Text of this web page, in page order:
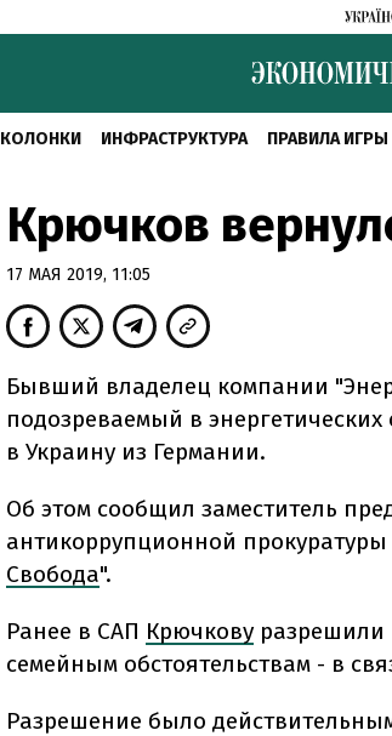
КОЛОНКИ ИНФРАСТРУКТУРА ПРАВИЛА ИГРЫ
Крючков
17 МАЯ 2019, 11:05
Бывший владелец компании
подозреваемый в
в Украину из Германии.
Об этом сообщил заместитель
антикоррупционной
Свобода".
Ранее в САП Крючкову разрешили
семейным обстоятельствам - в
Разрешение было